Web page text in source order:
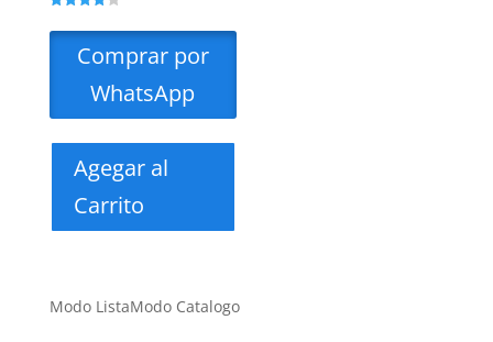
con
Comprar por
WhatsApp
Agegar al
Carrito
Modo ListaModo Catalogo